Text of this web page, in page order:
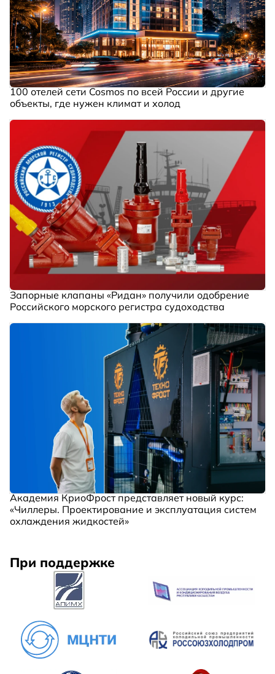
100 отелей сети Cosmos по всей России и другие
объекты, где нужен климат и холод
Запорные клапаны «Ридан» получили одобрение
Российского морского регистра судоходства
Академия КриоФрост представляет новый курс:
«Чиллеры. Проектирование и эксплуатация систем
охлаждения жидкостей»
При поддержке